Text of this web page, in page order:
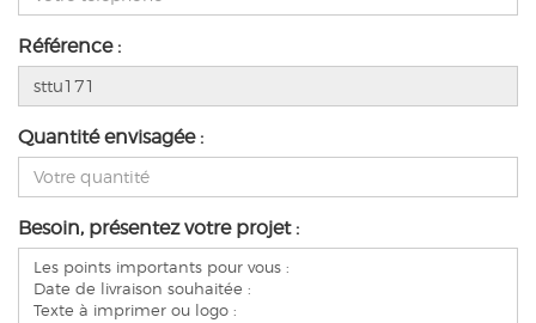
Référence :
Quantité envisagée :
Besoin, présentez votre projet :